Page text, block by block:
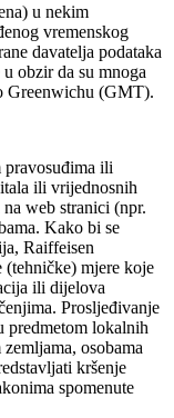
u nekim
vremenskog
davatelja podataka
obzir da su mnoga
Greenwichu (GMT).
ili
ili vrijednosnih
web stranici (npr.
Kako bi se
Raiffeisen
(tehničke) mjere koje
ili dijelova
Prosljeđivanje
predmetom lokalnih
osobama
kršenje
spomenute